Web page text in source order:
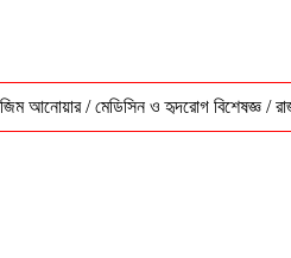
/ মেডিসিন ও হৃদরোগ বিশেষজ্ঞ / রাজশাহী